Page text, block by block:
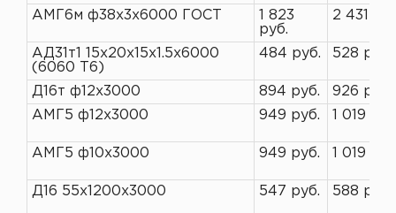
АМГ6м ф38х3х6000 ГОСТ
1 823
руб.
2 431
АД31т1 15х20х15х1.5х6000
(6060 T6)
484 руб. 528 руб.
Д16т ф12х3000 894 руб.
926 руб.
АМГ5 ф12х3000
949 руб. 1 019
АМГ5 ф10х3000 949 руб. 1 019
Д16 55х1200х3000 547 руб. 588 руб.